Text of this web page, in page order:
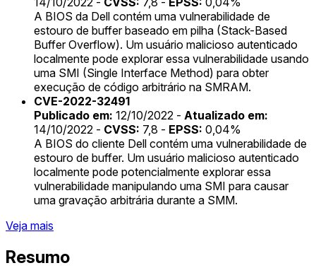
A BIOS da Dell contém uma vulnerabilidade de
estouro de buffer baseado em pilha (Stack-Based
Buffer Overflow). Um usuário malicioso autenticado
localmente pode explorar essa vulnerabilidade usando
uma SMI (Single Interface Method) para obter
execução de código arbitrário na SMRAM.
CVE-2022-32491
Publicado em: 12/10/2022 - Atualizado em:
14/10/2022 - CVSS: 7,8 - EPSS: 0,04%
A BIOS do cliente Dell contém uma vulnerabilidade de
estouro de buffer. Um usuário malicioso autenticado
localmente pode potencialmente explorar essa
vulnerabilidade manipulando uma SMI para causar
uma gravação arbitrária durante a SMM.
Veja mais
Resumo